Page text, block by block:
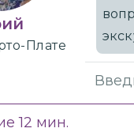
Плате
12 мин.